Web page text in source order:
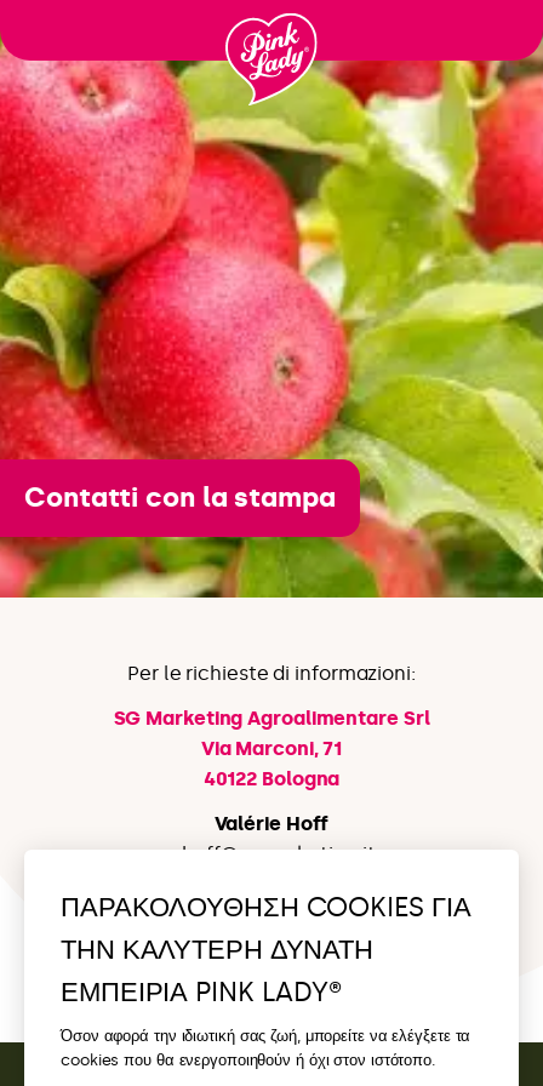
στα
περιεχόμενα
Contatti con la stampa
Per le richieste di informazioni:
SG Marketing Agroalimentare Srl
Via Marconi, 71
40122 Bologna
Valérie Hoff
v.hoff@sgmarketing.it
s.pizzo@sgmarketing.it
+39 3385311793
ΠΑΡΑΚΟΛΟΥΘΗΣΗ COOKIES ΓΙΑ
ΤΗΝ ΚΑΛΥΤΕΡΗ ΔΥΝΑΤΗ
ΕΜΠΕΙΡΙΑ PINK LADY®
Όσον αφορά την ιδιωτική σας ζωή, μπορείτε να ελέγξετε τα
cookies που θα ενεργοποιηθούν ή όχι στον ιστότοπο.